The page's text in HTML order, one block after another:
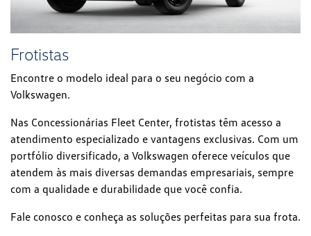
Frotistas
Encontre o modelo ideal para o seu negócio com a
Volkswagen.
Nas Concessionárias Fleet Center, frotistas têm acesso a
atendimento especializado e vantagens exclusivas. Com um
portfólio diversificado, a Volkswagen oferece veículos que
atendem às mais diversas demandas empresariais, sempre
com a qualidade e durabilidade que você confia.
Fale conosco e conheça as soluções perfeitas para sua frota.